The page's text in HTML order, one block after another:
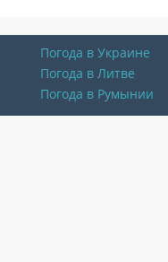
Погода в Украине
Погода в Литве
Погода в Румынии